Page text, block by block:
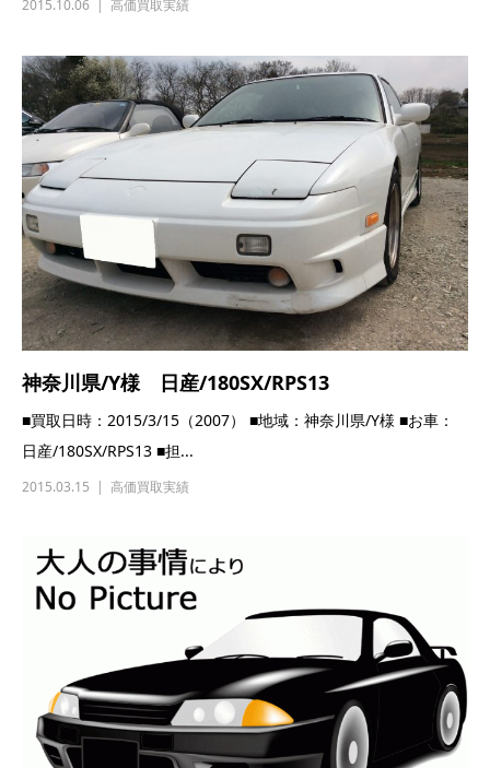
2015.10.06 高価買取実績
神奈川県/Y様 日産/180SX/RPS13
■買取日時：2015/3/15（2007） ■地域：神奈川県/Y様 ■お車：
日産/180SX/RPS13 ■担...
2015.03.15 高価買取実績